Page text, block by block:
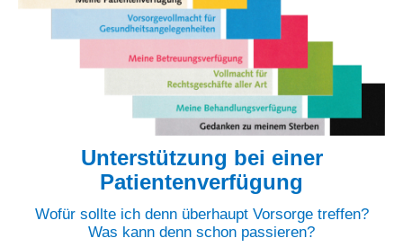
Unterstützung bei einer
Patientenverfügung
Wofür sollte ich denn überhaupt Vorsorge treffen?
Was kann denn schon passieren?